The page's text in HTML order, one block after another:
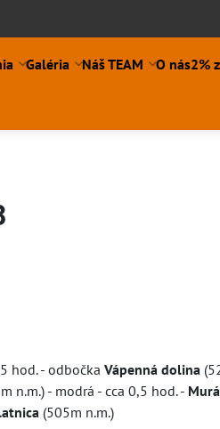
Galéria Náš TEAM O nás2%
hod. - odbočka Vápenná dolina
n.m.) - modrá - cca 0,5 hod. -
(505m n.m.)